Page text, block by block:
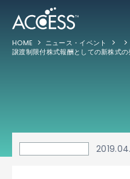
HOME
ニュース・イベント